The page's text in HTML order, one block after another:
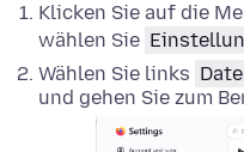
Klicken Sie auf die
wählen Sie
Wählen Sie links
und gehen Sie zum